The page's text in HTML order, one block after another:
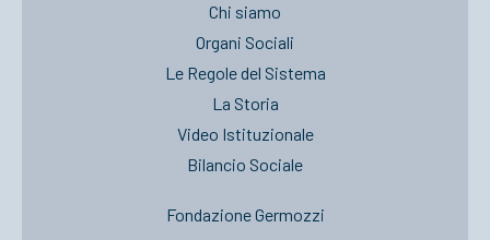
Chi siamo
Organi Sociali
Le Regole del Sistema
La Storia
Video Istituzionale
Bilancio Sociale
Fondazione Germozzi